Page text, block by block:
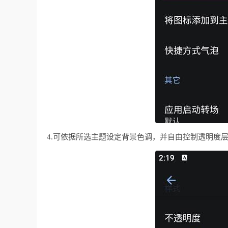
4.可依据所选主题设定背景色调，并自由控制透明度